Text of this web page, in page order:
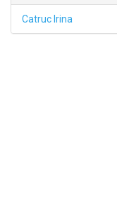
Catruc Irina